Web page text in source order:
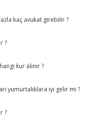
kaç avukat girebilir ?
?
kur alınır ?
yumurtalıklara iyi gelir mi ?
?